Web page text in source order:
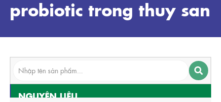
probiotic trong thuy san
NGUYÊN LIỆU